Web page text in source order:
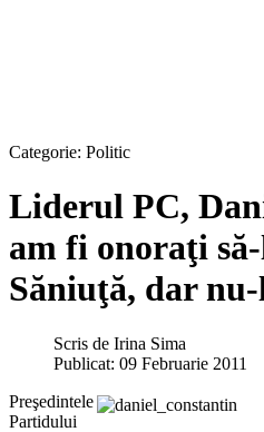
Categorie: Politic
Liderul PC,
am fi onoraţi
Săniuţă, dar
Scris de Irina Sima
Publicat: 09 Februarie 2011
Preşedintele
Partidului